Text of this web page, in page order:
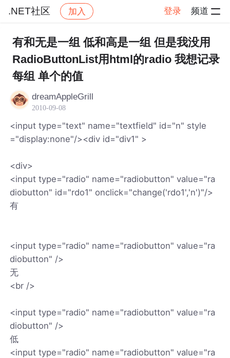
.NET社区 加入 登录 频道
社区 .NET社区 帖子详情
有和无是一组 低和高是一组 但是我没用
RadioButtonList用html的radio 我想记录
每组 单个的值
dreamAppleGrill
2010-09-08
<input type="text" name="textfield" id="n" style
="display:none"/><div id="div1" >
<div>
<input type="radio" name="radiobutton" value="ra
diobutton" id="rdo1" onclick="change('rdo1','n')"/>
有
<input type="radio" name="radiobutton" value="ra
diobutton" />
无
<br />
<input type="radio" name="radiobutton" value="ra
diobutton" />
低
<input type="radio" name="radiobutton" value="ra